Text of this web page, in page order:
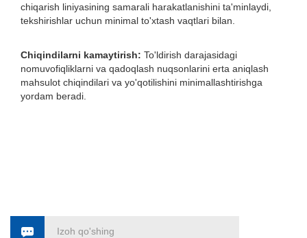
chiqarish liniyasining samarali harakatlanishini ta'minlaydi,
tekshirishlar uchun minimal to'xtash vaqtlari bilan.
Chiqindilarni kamaytirish: To'ldirish darajasidagi
nomuvofiqliklarni va qadoqlash nuqsonlarini erta aniqlash
mahsulot chiqindilari va yo'qotilishini minimallashtirishga
yordam beradi.
Izoh qo'shing